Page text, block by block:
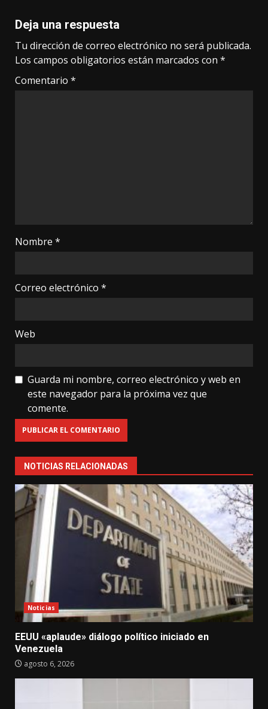
Deja una respuesta
Tu dirección de correo electrónico no será publicada.
Los campos obligatorios están marcados con *
Comentario *
Nombre *
Correo electrónico *
Web
Guarda mi nombre, correo electrónico y web en
este navegador para la próxima vez que
comente.
NOTICIAS RELACIONADAS
Noticias
EEUU «aplaude» diálogo político iniciado en
Venezuela
agosto 6, 2026